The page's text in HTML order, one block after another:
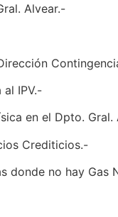
Alvear.-
IPV.-
en el Dpto. Gral.
Crediticios.-
donde no hay Gas